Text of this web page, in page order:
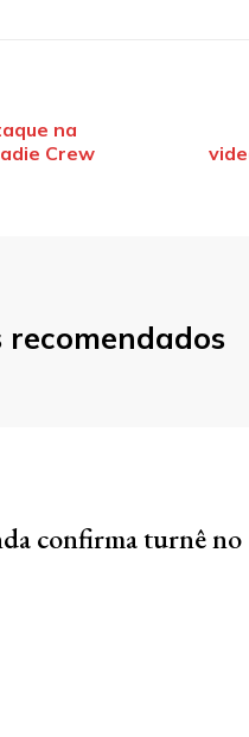
na
Crew
confirma turnê no